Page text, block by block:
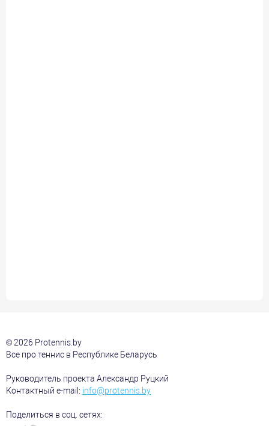
© 2026 Protennis.by
Все про теннис в Республике Беларусь
Руководитель проекта Александр Руцкий
Контактный e-mail: info@protennis.by
Поделиться в соц. сетях: